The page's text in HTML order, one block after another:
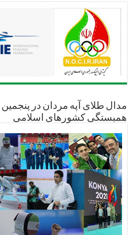
مدال طلای آپه مردان در
همبستگی کشورهای اسلامی